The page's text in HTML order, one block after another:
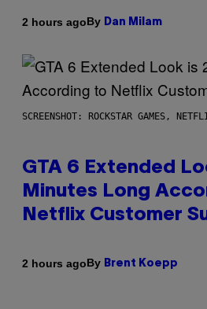
2 hours agoBy Dan Milam
SCREENSHOT: ROCKSTAR GAMES,
GTA 6 Extended
Minutes Long
Netflix Customer
2 hours agoBy Brent Koepp